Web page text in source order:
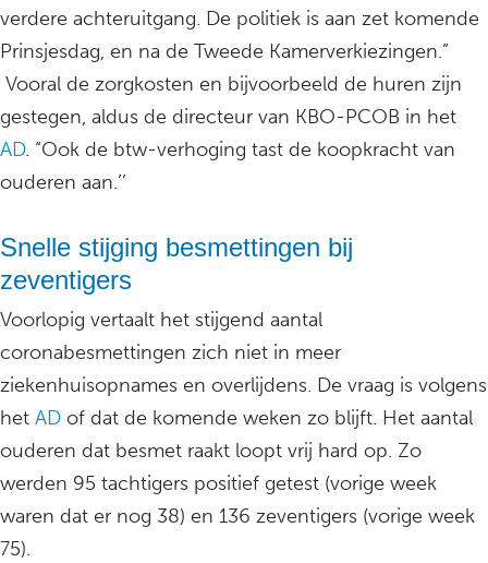
verdere achteruitgang. De politiek is aan zet komende
Prinsjesdag, en na de Tweede Kamerverkiezingen.”
Vooral de zorgkosten en bijvoorbeeld de huren zijn
gestegen, aldus de directeur van KBO-PCOB in het
AD. “Ook de btw-verhoging tast de koopkracht van
ouderen aan.’’
Snelle stijging besmettingen bij
zeventigers
Voorlopig vertaalt het stijgend aantal
coronabesmettingen zich niet in meer
ziekenhuisopnames en overlijdens. De vraag is volgens
het AD of dat de komende weken zo blijft. Het aantal
ouderen dat besmet raakt loopt vrij hard op. Zo
werden 95 tachtigers positief getest (vorige week
waren dat er nog 38) en 136 zeventigers (vorige week
75).